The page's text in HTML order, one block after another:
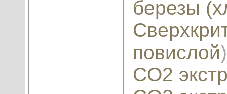
березы
повислой)
CO2